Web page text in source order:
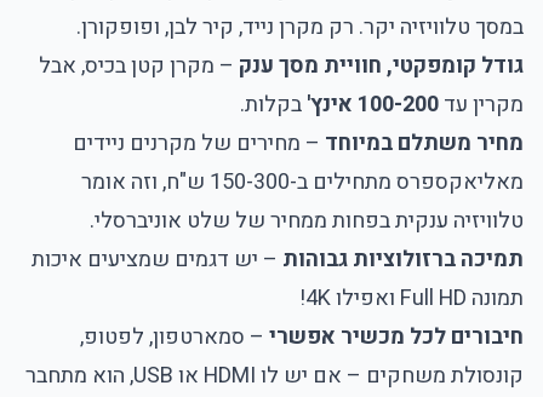
במסך טלוויזיה יקר. רק מקרן נייד, קיר לבן, ופופקורן.
גודל קומפקטי, חוויית מסך ענק – מקרן קטן בכיס, אבל
מקרין עד100-200 אינץ'
בקלות.
מחיר משתלם במיוחד – מחירים של מקרנים ניידים
מאליאקספרס מתחילים ב-150-300 ש"ח, וזה אומר
טלוויזיה ענקית בפחות ממחיר של שלט אוניברסלי.
תמיכה ברזולוציות גבוהות – יש דגמים שמציעים איכות
תמונה Full HD ואפילו 4K!
חיבורים לכל מכשיר אפשרי – סמארטפון, לפטופ,
קונסולת משחקים – אם יש לו HDMI או USB, הוא מתחבר